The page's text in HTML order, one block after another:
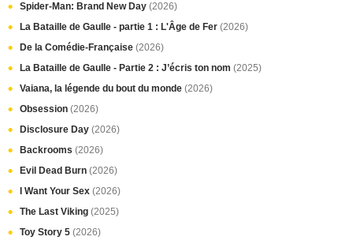
Spider-Man: Brand New Day (2026)
La Bataille de Gaulle - partie 1 : L'Âge de Fer (2026)
De la Comédie-Française (2026)
La Bataille de Gaulle - Partie 2 : J’écris ton nom (2025)
Vaiana, la légende du bout du monde (2026)
Obsession (2026)
Disclosure Day (2026)
Backrooms (2026)
Evil Dead Burn (2026)
I Want Your Sex (2026)
The Last Viking (2025)
Toy Story 5 (2026)